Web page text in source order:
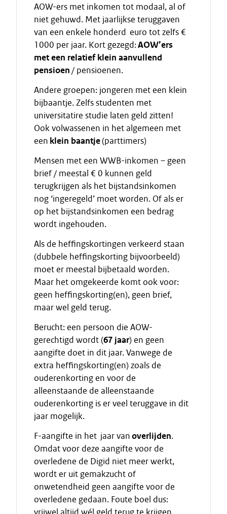
AOW-ers met inkomen tot modaal, al of
niet gehuwd. Met jaarlijkse teruggaven
van een enkele honderd euro tot zelfs €
1000 per jaar. Kort gezegd:AOW’ers
met een relatief klein aanvullend
pensioen/ pensioenen.
Andere groepen: jongeren met een klein
bijbaantje. Zelfs studenten met
universitatire studie laten geld zitten!
Ook volwassenen in het algemeen met
een klein baantje(parttimers)
Mensen met een WWB-inkomen – geen
brief / meestal € 0 kunnen geld
terugkrijgen als het bijstandsinkomen
nog ‘ingeregeld’ moet worden. Of als er
op het bijstandsinkomen een bedrag
wordt ingehouden.
Als de heffingskortingen verkeerd staan
(dubbele heffingskorting bijvoorbeeld)
moet er meestal bijbetaald worden.
Maar het omgekeerde komt ook voor:
geen heffingskorting(en), geen brief,
maar wel geld terug.
Berucht: een persoon die AOW-
gerechtigd wordt (67 jaar) en geen
aangifte doet in dit jaar. Vanwege de
extra heffingskorting(en) zoals de
ouderenkorting en voor de
alleenstaande de alleenstaande
ouderenkorting is er veel teruggave in dit
jaar mogelijk.
F-aangifte in het jaar vanoverlijden.
Omdat voor deze aangifte voor de
overledene de Digid niet meer werkt,
wordt er uit gemakzucht of
onwetendheid geen aangifte voor de
overledene gedaan. Foute boel dus: